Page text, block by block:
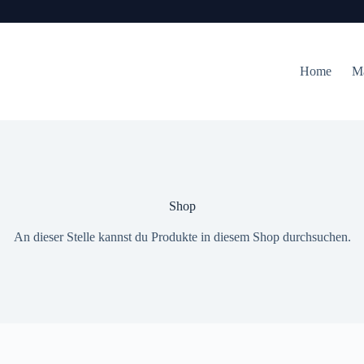
Home
Shop
An dieser Stelle kannst du Produkte in diesem Shop durchsuchen.